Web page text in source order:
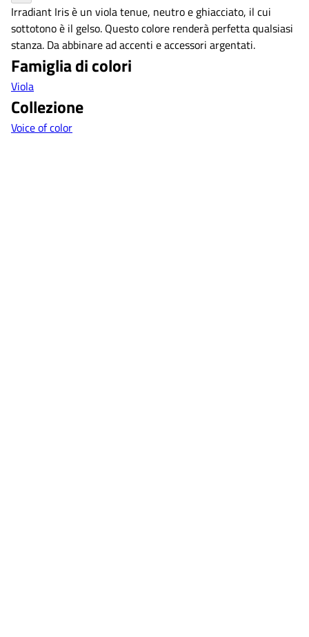
Irradiant Iris è un viola tenue, neutro e ghiacciato, il cui
sottotono è il gelso. Questo colore renderà perfetta qualsiasi
stanza. Da abbinare ad accenti e accessori argentati.
Famiglia di colori
Viola
Collezione
Voice of color